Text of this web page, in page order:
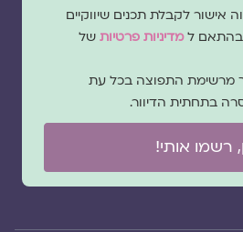
לקבלת תכנים שיווקיים
בהתאם ל מדיניות פרטיותשל
מרשימת התפוצה בכל עת
בתחתית הדיוור.
רשמו אותי!